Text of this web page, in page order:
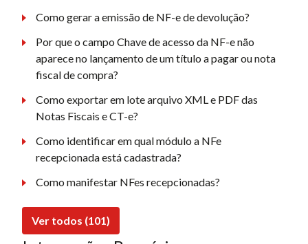
Como gerar a emissão de NF-e de devolução?
Por que o campo Chave de acesso da NF-e não
aparece no lançamento de um título a pagar ou nota
fiscal de compra?
Como exportar em lote arquivo XML e PDF das
Notas Fiscais e CT-e?
Como identificar em qual módulo a NFe
recepcionada está cadastrada?
Como manifestar NFes recepcionadas?
Ver todos (101)